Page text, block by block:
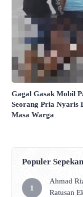
Gagal Gasak Mobil
Seorang Pria Nyaris
Masa Warga
Populer Sepekan
Ahmad
Ratusan